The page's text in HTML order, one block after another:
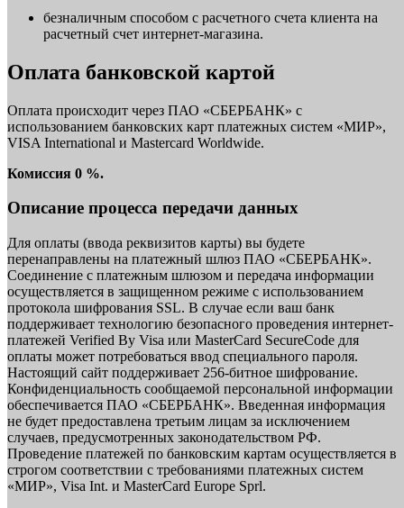
безналичным способом с расчетного счета клиента на
расчетный счет интернет-магазина.
Оплата банковской картой
Оплата происходит через ПАО «СБЕРБАНК» с
использованием банковских карт платежных систем «МИР»,
VISA International и Mastercard Worldwide.
Комиссия 0 %.
Описание процесса передачи данных
Для оплаты (ввода реквизитов карты) вы будете
перенаправлены на платежный шлюз ПАО «СБЕРБАНК».
Соединение с платежным шлюзом и передача информации
осуществляется в защищенном режиме с использованием
протокола шифрования SSL. В случае если ваш банк
поддерживает технологию безопасного проведения интернет-
платежей Verified By Visa или MasterCard SecureCode для
оплаты может потребоваться ввод специального пароля.
Настоящий сайт поддерживает 256-битное шифрование.
Конфиденциальность сообщаемой персональной информации
обеспечивается ПАО «СБЕРБАНК». Введенная информация
не будет предоставлена третьим лицам за исключением
случаев, предусмотренных законодательством РФ.
Проведение платежей по банковским картам осуществляется в
строгом соответствии с требованиями платежных систем
«МИР», Visa Int. и MasterCard Europe Sprl.